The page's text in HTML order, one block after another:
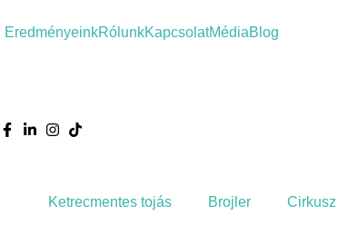
EredményeinkRólunkKapcsolatMédiaBlog
Ketrecmentes tojás Brojler Cirkusz